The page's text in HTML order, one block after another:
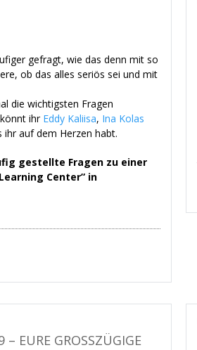
gefragt, wie das denn mit so
ob das alles seriös sei und mit
die wichtigsten Fragen
ihr Eddy Kaliisa, Ina Kolas
ihr auf dem Herzen habt.
gestellte Fragen zu einer
Center” in
GROSSZÜGIGE E